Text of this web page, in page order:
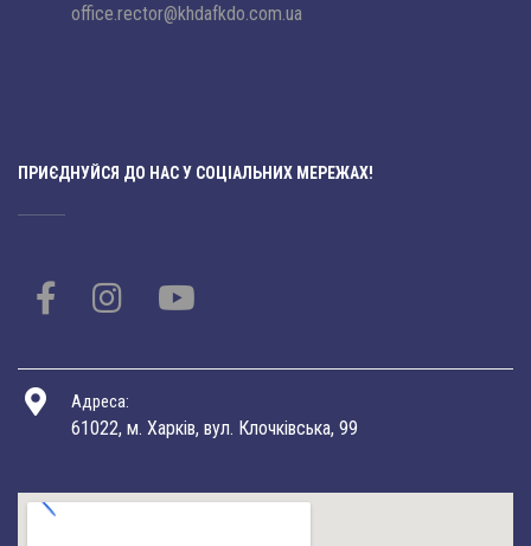
office.rector@khdafkdo.com.ua
ПРИЄДНУЙСЯ ДО НАС У СОЦІАЛЬНИХ МЕРЕЖАХ!
Адреса:
61022, м. Харків, вул. Клочківська, 99